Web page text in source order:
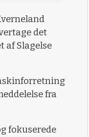
det
Slagelse
fra
fokuserede